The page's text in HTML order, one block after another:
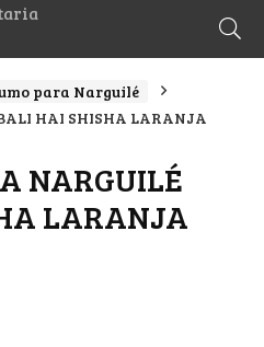
para Narguilé
HAI SHISHA LARANJA
NARGUILÉ
LARANJA